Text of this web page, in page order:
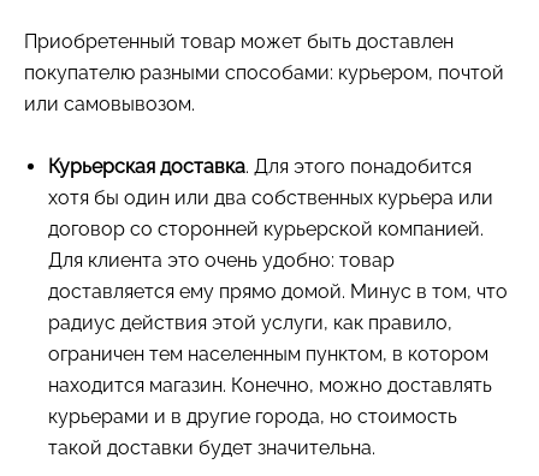
Приобретенный товар может быть доставлен
покупателю разными способами: курьером, почтой
или самовывозом.
Курьерская доставка. Для этого понадобится
хотя бы один или два собственных курьера или
договор со сторонней курьерской компанией.
Для клиента это очень удобно: товар
доставляется ему прямо домой. Минус в том, что
радиус действия этой услуги, как правило,
ограничен тем населенным пунктом, в котором
находится магазин. Конечно, можно доставлять
курьерами и в другие города, но стоимость
такой доставки будет значительна.